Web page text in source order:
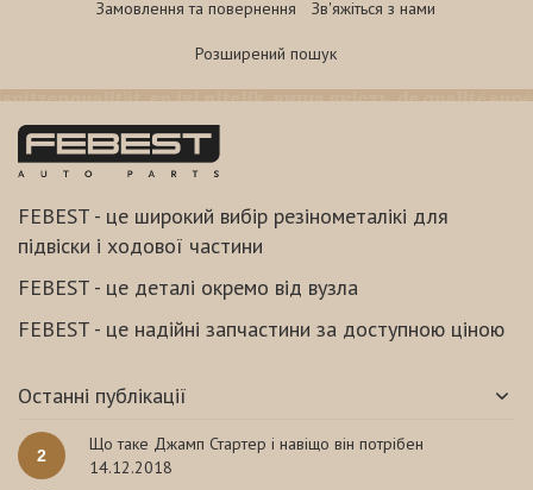
Замовлення та повернення Зв'яжіться з нами
Розширений пошук
FEBEST - це широкий вибір резінометалікі для
підвіски і ходової частини
FEBEST - це деталі окремо від вузла
FEBEST - це надійні запчастини за доступною ціною
Останні публікації
2
Що таке Джамп Стартер і навіщо він потрібен
14.12.2018